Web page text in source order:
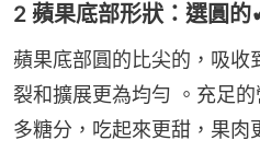
2 蘋果底部形狀：選圓
蘋果底部圓的比尖的，吸收
裂和擴展更為均勻 。充足
多糖分，吃起來更甜，果肉